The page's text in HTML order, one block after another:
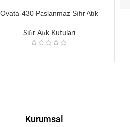
Ovata-430 Paslanmaz Sıfır Atık
Sıfır Atık Kutuları
Kurumsal